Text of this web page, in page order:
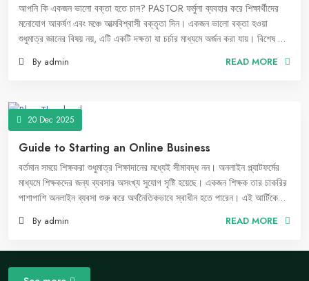
আপনি কি একজন ভালো বক্তা হতে চান? PASTOR ফর্মুলা ব্যবহার করে শিক্ষার্থীদের
মনোযোগ আকর্ষণ এবং মঞ্চে আত্মবিশ্বাসী বক্তৃতা দিন। একজন ভালো বক্তা হওয়া
শুধুমাত্র জ্ঞানের বিষয় নয়, এটি একটি দক্ষতা যা চর্চার মাধ্যমে অর্জন করা যায়। বিশেষ করে
মনোযোগ ধরে রাখা এবং কার্যকরভাবে শিক্ষাদান করা অত্যন্ত গুরুত্বপূর্ণ। এই ক্ষেত্রে
By admin READ MORE
20 Dec 2025
Guide to Starting an Online Business
বর্তমান সময়ে শিক্ষকরা শুধুমাত্র শিক্ষাদানের মধ্যেই সীমাবদ্ধ নন। অনলাইন প্ল্যাটফর্মের
মাধ্যমে শিক্ষকদের জন্য ব্যবসার অসংখ্য সুযোগ সৃষ্টি হয়েছে। একজন শিক্ষক তার চাকরির
পাশাপাশি অনলাইন ব্যবসা শুরু করে অর্থনৈতিকভাবে স্বাধীন হতে পারেন। এই আর্টিকেলে,
তুলে ধরা হলো।
By admin READ MORE